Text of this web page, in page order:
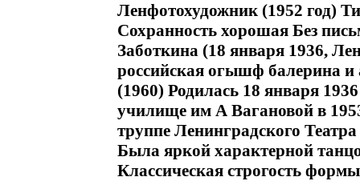
Ленфотохудожник (1952 год)
Сохранность хорошая Без
Заботкина (18 января 1936,
российская огышф балерина
(1960) Родилась 18 января
училище им А Вагановой в
труппе Ленинградского
Была яркой характерной
Классическая строгость